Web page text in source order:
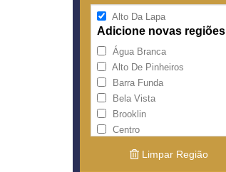
Alto Da Lapa
Adicione novas regiões
Água Branca
Alto De Pinheiros
Barra Funda
Bela Vista
Brooklin
Centro
Consolação
Limpar Região